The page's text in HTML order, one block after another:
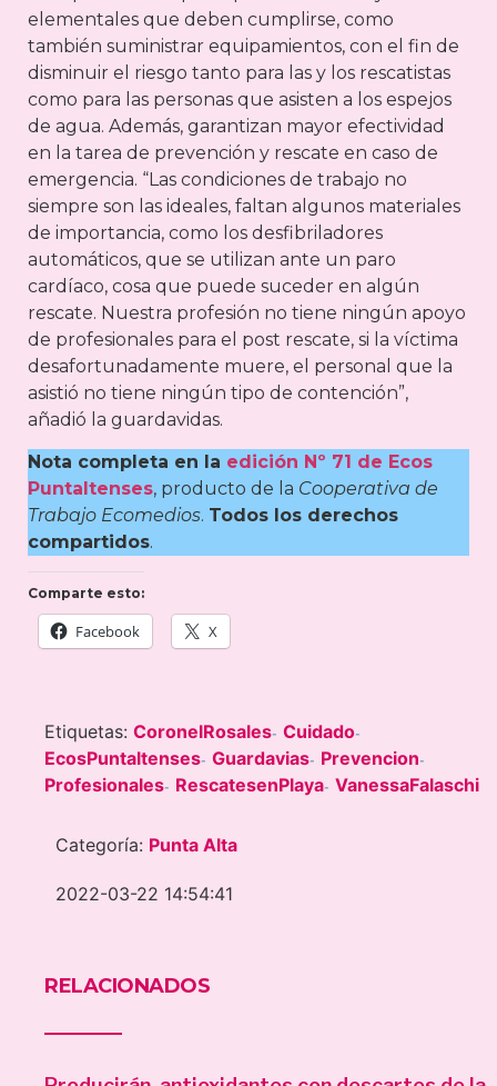
elementales que deben cumplirse, como
también suministrar equipamientos, con el fin de
disminuir el riesgo tanto para las y los rescatistas
como para las personas que asisten a los espejos
de agua. Además, garantizan mayor efectividad
en la tarea de prevención y rescate en caso de
emergencia. “Las condiciones de trabajo no
siempre son las ideales, faltan algunos materiales
de importancia, como los desfibriladores
automáticos, que se utilizan ante un paro
cardíaco, cosa que puede suceder en algún
rescate. Nuestra profesión no tiene ningún apoyo
de profesionales para el post rescate, si la víctima
desafortunadamente muere, el personal que la
asistió no tiene ningún tipo de contención”,
añadió la guardavidas.
Nota completa en la edición Nº 71 de Ecos
Puntaltenses, producto de la Cooperativa de
Trabajo Ecomedios. Todos los derechos
compartidos.
Comparte esto:
Facebook X
Etiquetas: CoronelRosales- Cuidado-
EcosPuntaltenses- Guardavias- Prevencion-
Profesionales- RescatesenPlaya- VanessaFalaschi
Categoría: Punta Alta
2022-03-22 14:54:41
RELACIONADOS